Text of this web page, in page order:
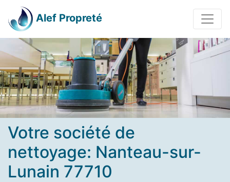
Alef Propreté
Votre société de
nettoyage: Nanteau-sur-
Lunain 77710